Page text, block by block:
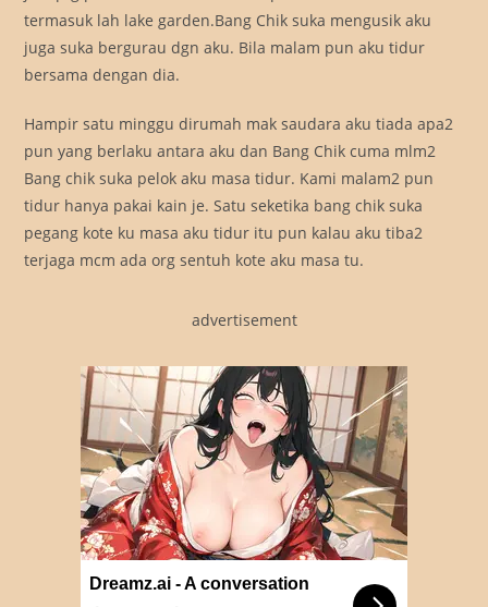
termasuk lah lake garden.Bang Chik suka mengusik aku
juga suka bergurau dgn aku. Bila malam pun aku tidur
bersama dengan dia.
Hampir satu minggu dirumah mak saudara aku tiada apa2
pun yang berlaku antara aku dan Bang Chik cuma mlm2
Bang chik suka pelok aku masa tidur. Kami malam2 pun
tidur hanya pakai kain je. Satu seketika bang chik suka
pegang kote ku masa aku tidur itu pun kalau aku tiba2
terjaga mcm ada org sentuh kote aku masa tu.
advertisement
Dreamz.ai - A conversation